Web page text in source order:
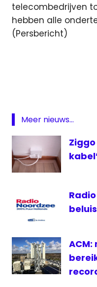
telecombedrijven
hebben alle
(Persbericht)
samenwerking
Meer nieuws...